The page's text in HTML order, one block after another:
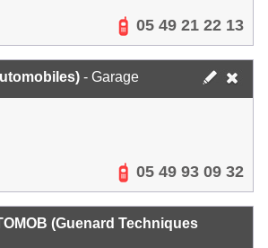
05 49 21 22 13
- Garage
05 49 93 09 32
(Guenard Techniques